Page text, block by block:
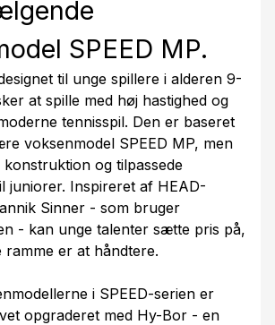
SPEED MP.
til unge spillere i alderen 9-
at spille med høj hastighed og
tennisspil. Den er baseret
voksenmodel SPEED MP, men
konstruktion og tilpassede
juniorer. Inspireret af HEAD-
Sinner - som bruger
- kan unge talenter sætte pris på,
er at håndtere.
i SPEED-serien er
opgraderet med Hy-Bor - en